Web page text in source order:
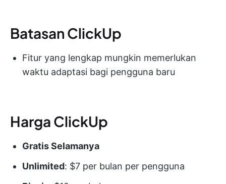
Batasan ClickUp
Fitur yang lengkap mungkin memerlukan
waktu adaptasi bagi pengguna baru
Harga ClickUp
Gratis Selamanya
Unlimited: $7 per bulan per pengguna